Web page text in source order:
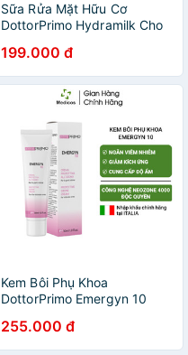
Sữa Rửa Mặt Hữu Cơ
DottorPrimo Hydramilk Cho
Ứng (Chai 120ml)
199.000 đ
Kem Bôi Phụ Khoa
DottorPrimo Emergyn 10
Nhiễm Khuẩn
255.000 đ